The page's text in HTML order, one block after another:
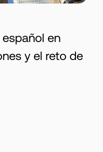
en
y el reto de